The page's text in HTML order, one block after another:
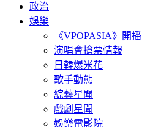
政治
娛樂
《VPOPASIA》開播
演唱會搶票情報
日韓爆米花
歌手動態
綜藝星聞
戲劇星聞
娛樂電影院